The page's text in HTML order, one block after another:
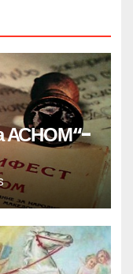
АСНОМ“-